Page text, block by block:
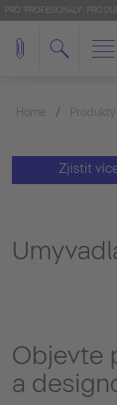
PRO 'PROFESIONÁLY':
Home Produkty
Zjistit
Objevte
a